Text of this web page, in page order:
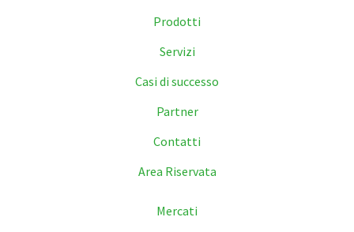
Prodotti
Servizi
Casi di successo
Partner
Contatti
Area Riservata
Mercati